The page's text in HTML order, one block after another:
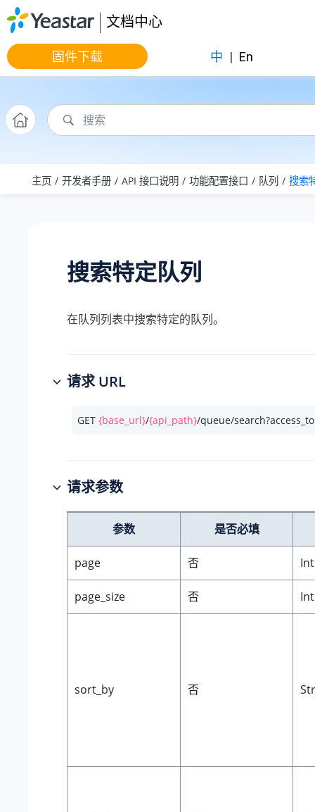
跳转到主要内容
文档中心
固件下载 中 | En
主页 开发者手册 API 接口说明 功能配置接口 队列 搜索
搜索特定队列
在队列列表中搜索特定的队列。
请求 URL
GET {base_url}/{api_path}/queue/
请求参数
参数 是否必填
page 否
page_size 否
sort_by 否